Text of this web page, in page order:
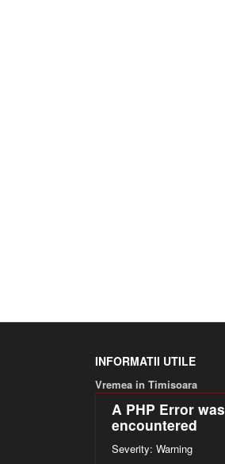
INFORMATII UTILE
Vremea in Timisoara
A PHP Error was
encountered
Severity: Warning